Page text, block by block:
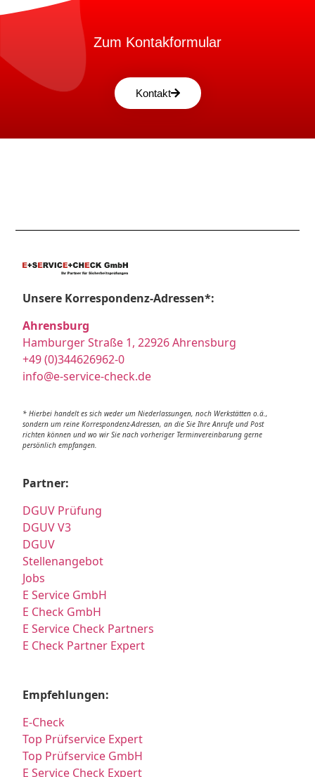
Zum Kontakformular
Kontakt
Unsere Korrespondenz-Adressen*:
Ahrensburg
Hamburger Straße 1, 22926 Ahrensburg
+49 (0)344626962-0
info@e-service-check.de
* Hierbei handelt es sich weder um Niederlassungen, noch Werkstätten o.ä.,
sondern um reine Korrespondenz-Adressen, an die Sie Ihre Anrufe und Post
richten können und wo wir Sie nach vorheriger Terminvereinbarung gerne
persönlich empfangen.
Partner:
DGUV Prüfung
DGUV V3
DGUV
Stellenangebot
Jobs
E Service GmbH
E Check GmbH
E Service Check Partners
E Check Partner Expert
Empfehlungen:
E-Check
Top Prüfservice Expert
Top Prüfservice GmbH
E Service Check Expert